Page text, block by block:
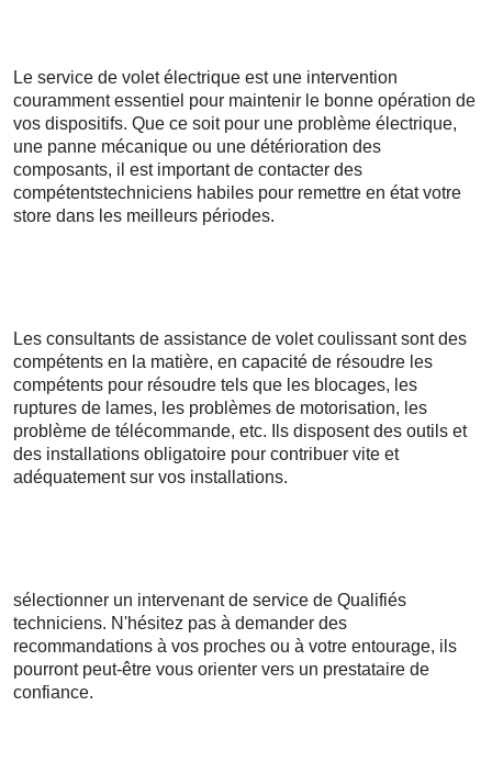
Le service de volet électrique est une intervention
couramment essentiel pour maintenir le bonne opération de
vos dispositifs. Que ce soit pour une problème électrique,
une panne mécanique ou une détérioration des
composants, il est important de contacter des
compétentstechniciens habiles pour remettre en état votre
store dans les meilleurs périodes.
Les consultants de assistance de volet coulissant sont des
compétents en la matière, en capacité de résoudre les
compétents pour résoudre tels que les blocages, les
ruptures de lames, les problèmes de motorisation, les
problème de télécommande, etc. Ils disposent des outils et
des installations obligatoire pour contribuer vite et
adéquatement sur vos installations.
sélectionner un intervenant de service de Qualifiés
techniciens. N'hésitez pas à demander des
recommandations à vos proches ou à votre entourage, ils
pourront peut-être vous orienter vers un prestataire de
confiance.